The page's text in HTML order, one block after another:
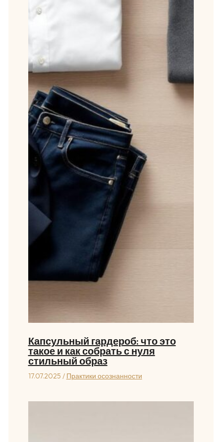
Капсульный гардероб: что это
такое и как собрать с нуля
стильный образ
17.07.2025 / Практики осознанности